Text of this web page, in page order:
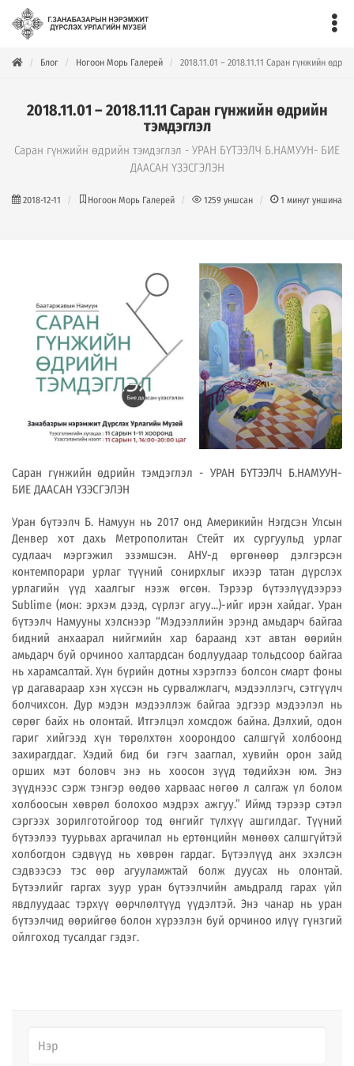
Блог Ногоон Морь Галерей 2018.11.01 – 2018.11.11 Саран гүнжийн
2018.11.01 – 2018.11.11 Саран гүнжийн өдрийн
тэмдэглэл
Саран гүнжийн өдрийн тэмдэглэл - УРАН БҮТЭЭЛЧ Б.НАМУУН- БИЕ
ДААСАН ҮЗЭСГЭЛЭН
2018-12-11 Ногоон Морь Галерей 1259 уншсан 1 минут уншина
Саран гүнжийн өдрийн тэмдэглэл - УРАН БҮТЭЭЛЧ Б.НАМУУН-
БИЕ ДААСАН ҮЗЭСГЭЛЭН
Уран бүтээлч Б. Намуун нь 2017 онд Америкийн Нэгдсэн Улсын
Денвер хот дахь Метрополитан Стейт их сургуульд урлаг
судлаач мэргэжил эзэмшсэн. АНУ-д өргөнөөр дэлгэрсэн
контемпорари урлаг түүний сонирхлыг ихээр татан дүрслэх
урлагийн үүд хаалгыг нээж өгсөн. Тэрээр бүтээлүүдээрээ
Sublime (мон: эрхэм дээд, сүрлэг агуу...)-ийг ирэн хайдаг. Уран
бүтээлч Намууны хэлснээр “Мэдээллийн эрэнд амьдарч байгаа
бидний анхаарал нийгмийн хар бараанд хэт автан өөрийн
амьдарч буй орчиноо халтардсан бодлуудаар тольдсоор байгаа
нь харамсалтай. Хүн бүрийн дотны хэрэглээ болсон смарт фоны
үр дагавараар хэн хүссэн нь сурвалжлагч, мэдээллэгч, сэтгүүлч
болчихсон. Дур мэдэн мэдээллэж байгаа эдгээр мэдээлэл нь
сөрөг байх нь олонтай. Итгэлцэл хомсдож байна. Дэлхий, одон
гариг хийгээд хүн төрөлхтөн хоорондоо салшгүй холбоонд
захирагддаг. Хэдий бид би гэгч зааглал, хувийн орон зайд
орших мэт боловч энэ нь хоосон зүүд төдийхэн юм. Энэ
зүүднээс сэрж тэнгэр өөдөө харваас нөгөө л салгаж үл болом
холбоосын хөврөл болохоо мэдрэх ажгуу.” Иймд тэрээр сэтэл
сэргээх зорилготойгоор тод өнгийг түлхүү ашгилдаг. Түүний
бүтээлээ туурьвах аргачилал нь ертөнцийн мөнөөх салшгүйтэй
холбогдон сэдвүүд нь хөврөн гардаг. Бүтээлүүд анх эхэлсэн
сэдвээсээ тэс өөр агууламжтай болж дуусах нь олонтай.
Бүтээлийг гаргах зуур уран бүтээлчийн амьдралд гарах үйл
явдлуудаас тэрхүү өөрчлөлтүүд үүдэлтэй. Энэ чанар нь уран
бүтээлчид өөрийгөө болон хүрээлэн буй орчиноо илүү гүнзгий
ойлгоход тусалдаг гэдэг.